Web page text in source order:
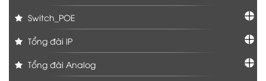
Switch_POE
Tổng đài IP
Tổng đài Analog